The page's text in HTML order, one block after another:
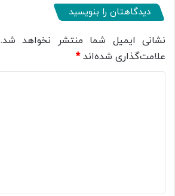
دیدگاهتان را بنویسید
نشانی ایمیل شما منتشر نخواهد شد.
علامت‌گذاری شده‌اند*